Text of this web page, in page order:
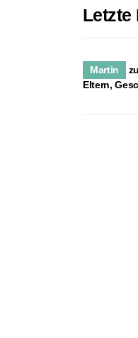
Letzte
Martin zu
Eltern,